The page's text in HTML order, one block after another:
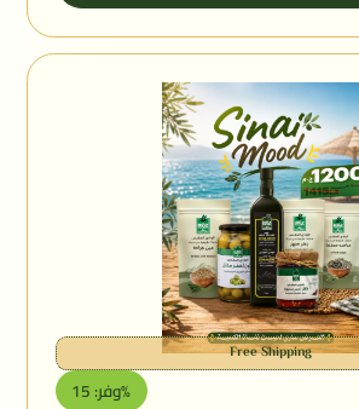
Free Shipping
وفر: 15%